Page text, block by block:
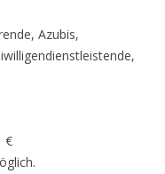
Azubis,
€